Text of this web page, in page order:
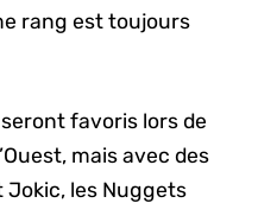
rang est toujours
favoris lors de
mais avec des
Jokic, les Nuggets